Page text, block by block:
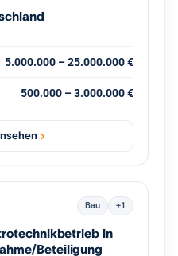
Diskretion ist
5.000.000 – 25.000.000 €
500.000 – 3.000.000 €
Bau +1
in
Beteiligung